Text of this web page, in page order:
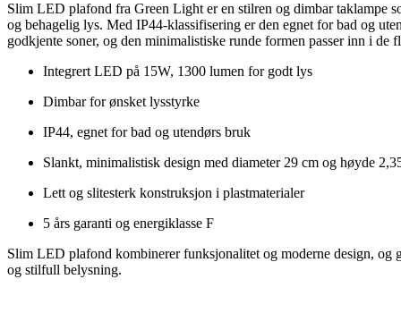
Slim LED plafond fra Green Light er en stilren og dimbar taklampe
og behagelig lys. Med IP44-klassifisering er den egnet for bad og
godkjente soner, og den minimalistiske runde formen passer inn i de
Integrert LED på 15W, 1300 lumen for godt lys
Dimbar for ønsket lysstyrke
IP44, egnet for bad og utendørs bruk
Slankt, minimalistisk design med diameter 29 cm og høyde
Lett og slitesterk konstruksjon i plastmaterialer
5 års garanti og energiklasse F
Slim LED plafond kombinerer funksjonalitet og moderne design, og
og stilfull belysning.